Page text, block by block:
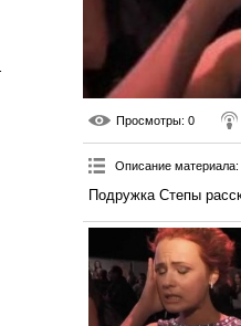
Просмотры: 0
Описание материала:
Подружка Степы